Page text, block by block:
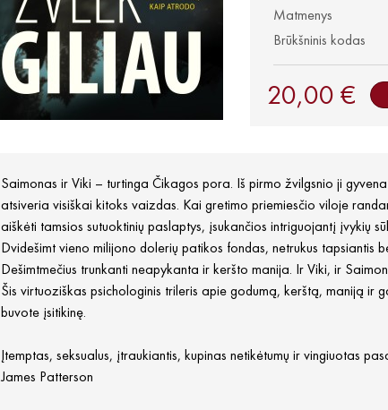
Matmenys
Brūkšninis kodas
20,00 €
Saimonas ir Viki – turtinga Čikagos pora. Iš pirmo žvilgsnio ji
atsiveria visiškai kitoks vaizdas. Kai gretimo priemiesčio viloje
aiškėti tamsios sutuoktinių paslaptys, įsukančios intriguojantį įvykių
Dvidešimt vieno milijono dolerių patikos fondas, netrukus tapsiantis
Dešimtmečius trunkanti neapykanta ir keršto manija. Ir Viki, ir
Šis virtuoziškas psichologinis trileris apie godumą, kerštą, maniją ir
buvote įsitikinę.
Įtemptas, seksualus, įtraukiantis, kupinas netikėtumų ir vingiuotas
James Patterson